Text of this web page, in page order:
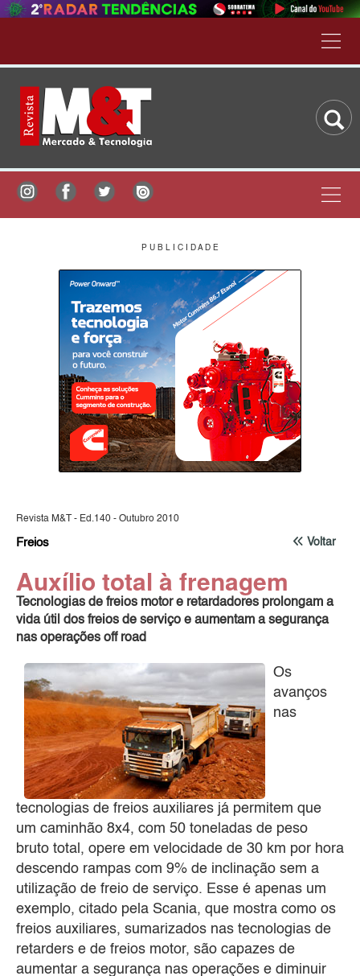
P U B L I C I D A D E
Revista M&T - Ed.140 - Outubro 2010
Voltar
Freios
Auxílio total à frenagem
Tecnologias de freios motor e retardadores prolongam a
vida útil dos freios de serviço e aumentam a segurança
nas operações off road
Os
avanços
nas
tecnologias de freios auxiliares já permitem que
um caminhão 8x4, com 50 toneladas de peso
bruto total, opere em velocidade de 30 km por hora
descendo rampas com 9% de inclinação sem a
utilização de freio de serviço. Esse é apenas um
exemplo, citado pela Scania, que mostra como os
freios auxiliares, sumarizados nas tecnologias de
retarders e de freios motor, são capazes de
aumentar a segurança nas operações e diminuir